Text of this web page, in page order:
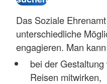
Das Soziale
unterschiedliche
engagieren. Man
bei der
Reisen mitwirken,